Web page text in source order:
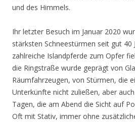
und des Himmels.
Ihr letzter Besuch im Januar 2020
stärksten Schneestürmen seit gut 40
zahlreiche Islandpferde zum Opfer
die Ringstraße wurde geprägt von
Räumfahrzeugen, von Stürmen, die
Unterkünfte nicht zuließen, aber
Tagen, die am Abend die Sicht auf
Oft mit Stativ, immer ohne